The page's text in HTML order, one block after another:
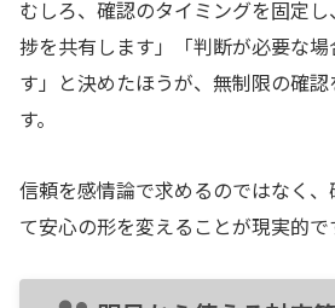
むしろ、確認のタイミングを固定
捗を共有します」「判断が必要な
す」と決めたほうが、無制限の確
す。
信頼を感情論で求めるのではなく
て安心の形を変えることが現実的で